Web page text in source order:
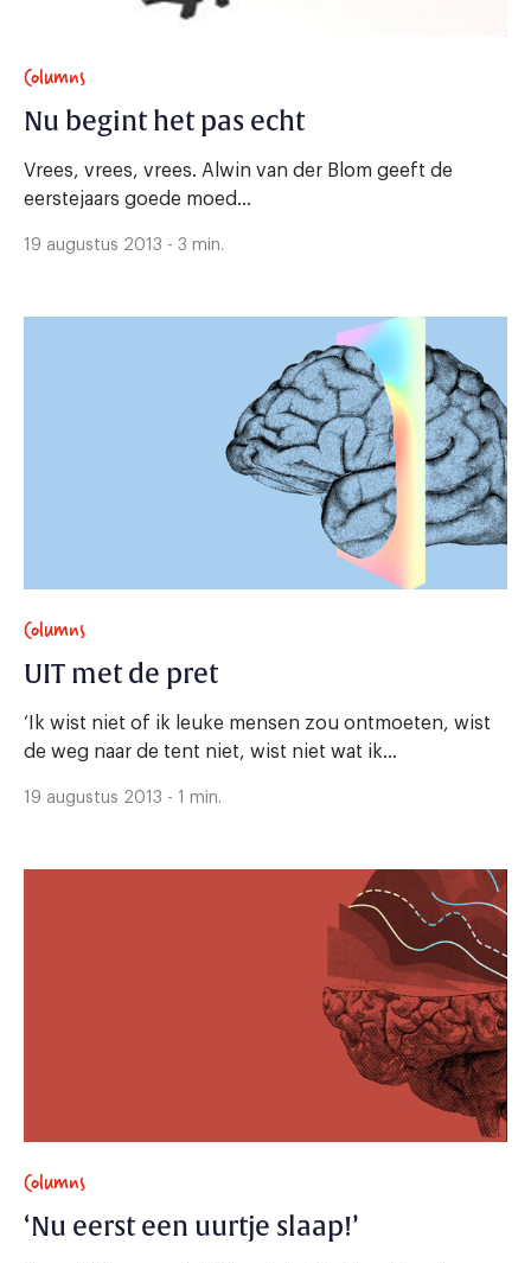
Columns
Nu begint het pas echt
Vrees, vrees, vrees. Alwin van der Blom geeft de
eerstejaars goede moed...
19 augustus 2013 - 3 min.
Columns
UIT met de pret
‘Ik wist niet of ik leuke mensen zou ontmoeten, wist
de weg naar de tent niet, wist niet wat ik...
19 augustus 2013 - 1 min.
Columns
‘Nu eerst een uurtje slaap!’